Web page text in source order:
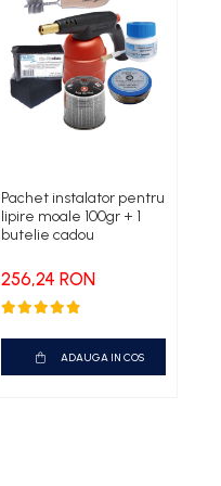
Pachet instalator pentru
lipire moale 100gr + 1
butelie cadou
256,24 RON
ADAUGA IN COS